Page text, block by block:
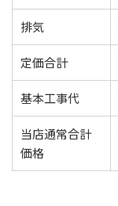
排気
定価合計
基本工事代
当店通常合計
価格